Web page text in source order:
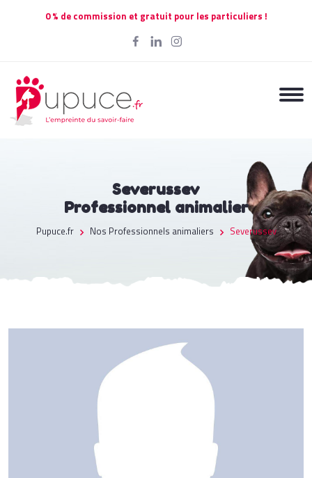
0 % de commission et gratuit pour les particuliers !
Severussev
Professionnel animalier
Pupuce.fr Nos Professionnels animaliers Severussev